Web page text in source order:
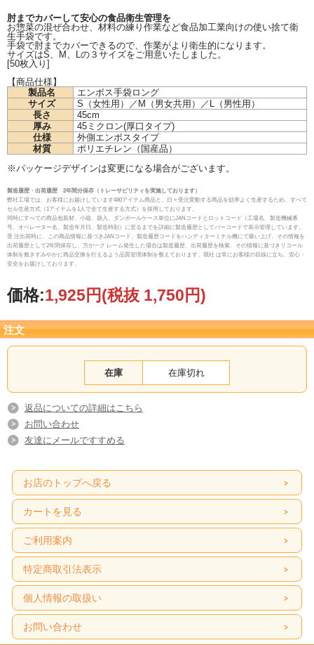
肘までカバーして安心の食品衛生管理を
お惣菜の混ぜ合わせ、材料の練り作業など食品加工業向けの使い捨て衛
生手袋です。
手袋で肘までカバーできるので、作業がより衛生的になります。
サイズはS、M、Lの３サイズをご用意いたしました。
[50枚入り]
【商品仕様】
製品名
エンボス手袋ロング
サイズ
S（女性用）／M（男女共用）／L（男性用）
長さ
45cm
厚み
45ミクロン(厚口タイプ)
仕様
外側エンボスタイプ
材質
ポリエチレン（国産品）
※パッケージデザインは変更になる場合がございます。
製造履歴・出荷履歴 2年間分保存（トレーサビリティを実施しております）
弊社工場では、お客様にお届けしています480アイテム商品と、日々受注変動する商品を効率よく生産するため、すべて
セル生産方式（1アイテムを1人で全て生産する方式）を採用しております。
同時にすべての商品包装材、小箱、袋入、ダンボールケース単位にJANコードとロットコード（工場名、製造機械番
号、オペレーター名、製造年月日、製造時刻）に至るまでを詳細に製造履歴としてバーコードで表示管理しています。
受 注出荷時に、この商品情報に基づきJANコード、製造履歴コードをハンディターミナル機にて吸い上げ、その情報を
出荷履歴として2年間保存し、万が一ク レーム発生した場合は製造履歴、出荷履歴を検索、その情報に基づきリコール
体制を敷きすみやかに商品交換を行えるよう品質管理体制を整えております。我社 は常にお客様の目線に立ち、安心・
安全をお届けしております。
価格:1,925円(税抜 1,750円)
注文
在庫 在庫切れ
返品についての詳細はこちら
お問い合わせ
友達にメールですすめる
お店のトップへ戻る
カートを見る
ご利用案内
特定商取引法表示
個人情報の取扱い
お問い合わせ